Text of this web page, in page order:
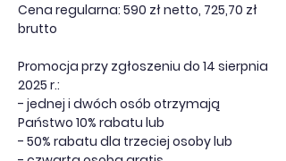
Cena regularna: 590 zł netto, 725,70 zł
brutto
Promocja przy zgłoszeniu do 14 sierpnia
2025 r.:
- jednej i dwóch osób otrzymają
Państwo 10% rabatu lub
- 50% rabatu dla trzeciej osoby lub